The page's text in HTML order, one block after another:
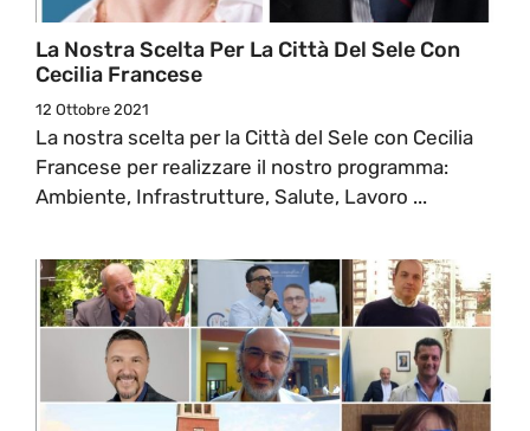
La Nostra Scelta Per La Città Del Sele Con
Cecilia Francese
12 Ottobre 2021
La nostra scelta per la Città del Sele con Cecilia
Francese per realizzare il nostro programma:
Ambiente, Infrastrutture, Salute, Lavoro ...